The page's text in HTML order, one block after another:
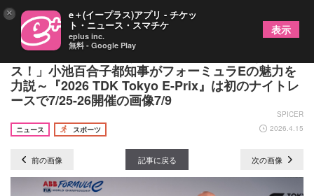
「夜の東京を走り抜けるエキサイティングなレー
ス！」小池百合子都知事がフォーミュラEの魅力を
力説～『2026 TDK Tokyo E-Prix』は初のナイトレ
ースで7/25-26開催の画像7/9
SPICER
ニュース
スポーツ 2026.4.15
前の画像 記事に戻る 次の画像
× e＋(イープラス)アプリ - チケッ
ト・ニュース・スマチケ
eplus inc.
無料 - Google Play
表示